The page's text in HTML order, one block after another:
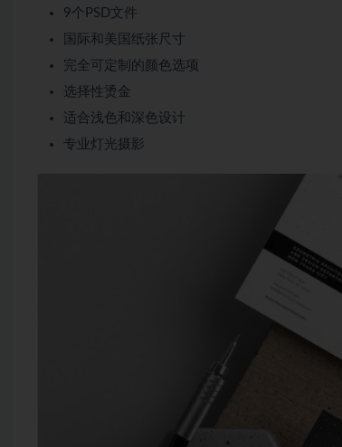
9个PSD文件
国际和美国纸张尺寸
完全可定制的颜色选项
选择性烫金
适合浅色和深色设计
专业灯光摄影